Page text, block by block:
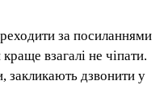
за посиланнями
взагалі не чіпати.
закликають дзвонити у